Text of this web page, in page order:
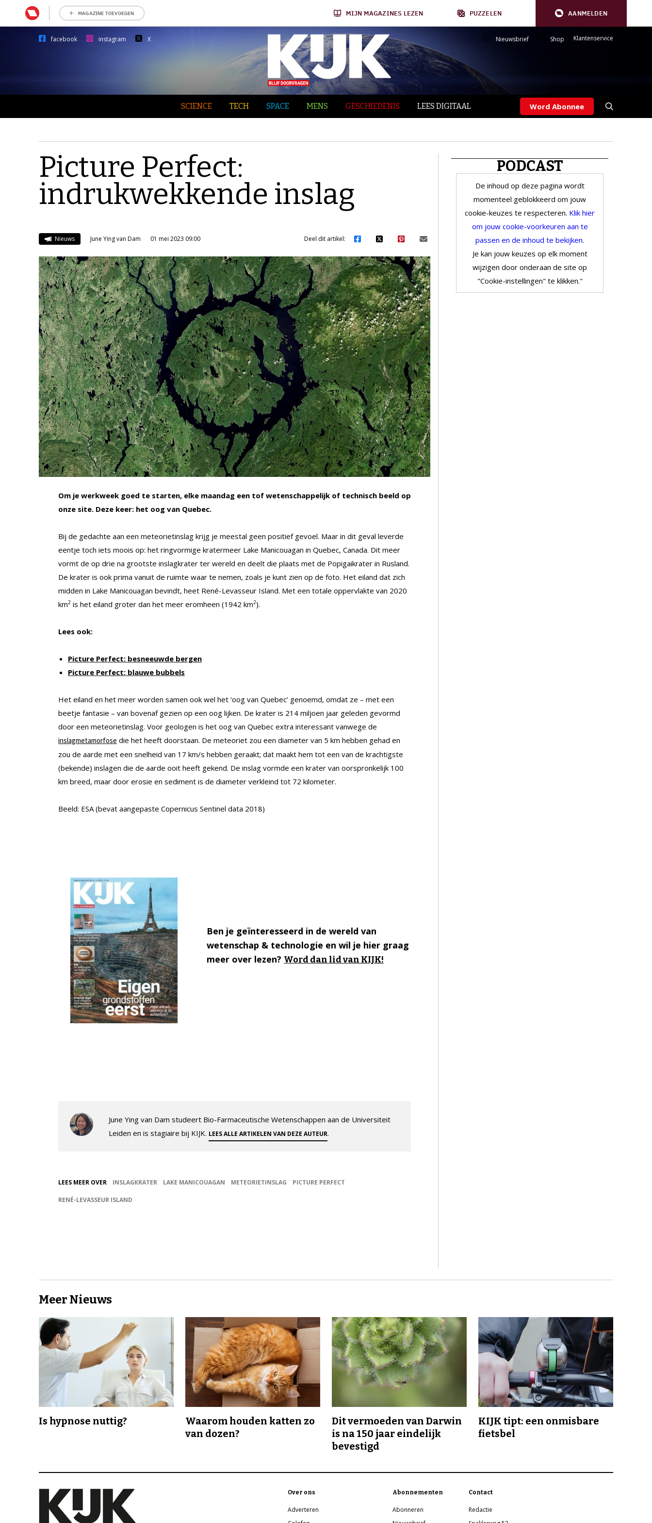
MAGAZINE TOEVOEGEN MIJN MAGAZINES LEZEN PUZZELEN AANMELDEN
facebook instagram X Nieuwsbrief Shop Klantenservice
SCIENCE TECH SPACE MENS GESCHIEDENIS LEES DIGITAAL Word Abonnee
Picture Perfect:
indrukwekkende inslag
Nieuws June Ying van Dam 01 mei 2023 09:00 Deel dit artikel:
Om je werkweek goed te starten, elke maandag een tof wetenschappelijk of technisch beeld op
onze site. Deze keer: het oog van Quebec.
Bij de gedachte aan een meteorietinslag krijg je meestal geen positief gevoel. Maar in dit geval leverde
eentje toch iets moois op: het ringvormige kratermeer Lake Manicouagan in Quebec, Canada. Dit meer
vormt de op drie na grootste inslagkrater ter wereld en deelt die plaats met de Popigaikrater in Rusland.
De krater is ook prima vanuit de ruimte waar te nemen, zoals je kunt zien op de foto. Het eiland dat zich
midden in Lake Manicouagan bevindt, heet René-Levasseur Island. Met een totale oppervlakte van 2020
km2 is het eiland groter dan het meer eromheen (1942 km2).
Lees ook:
Picture Perfect: besneeuwde bergen
Picture Perfect: blauwe bubbels
Het eiland en het meer worden samen ook wel het ‘oog van Quebec’ genoemd, omdat ze – met een
beetje fantasie – van bovenaf gezien op een oog lijken. De krater is 214 miljoen jaar geleden gevormd
door een meteorietinslag. Voor geologen is het oog van Quebec extra interessant vanwege de
inslagmetamorfose die het heeft doorstaan. De meteoriet zou een diameter van 5 km hebben gehad en
zou de aarde met een snelheid van 17 km/s hebben geraakt; dat maakt hem tot een van de krachtigste
(bekende) inslagen die de aarde ooit heeft gekend. De inslag vormde een krater van oorspronkelijk 100
km breed, maar door erosie en sediment is de diameter verkleind tot 72 kilometer.
Beeld: ESA (bevat aangepaste Copernicus Sentinel data 2018)
Ben je geïnteresseerd in de wereld van
wetenschap & technologie en wil je hier graag
meer over lezen? Word dan lid van KIJK!
June Ying van Dam studeert Bio-Farmaceutische Wetenschappen aan de Universiteit
Leiden en is stagiaire bij KIJK. LEES ALLE ARTIKELEN VAN DEZE AUTEUR.
LEES MEER OVER INSLAGKRATER LAKE MANICOUAGAN METEORIETINSLAG PICTURE PERFECT
RENÉ-LEVASSEUR ISLAND
PODCAST
De inhoud op deze pagina wordt
momenteel geblokkeerd om jouw
cookie-keuzes te respecteren. Klik hier
om jouw cookie-voorkeuren aan te
passen en de inhoud te bekijken.
Je kan jouw keuzes op elk moment
wijzigen door onderaan de site op
"Cookie-instellingen" te klikken."
Meer Nieuws
Is hypnose nuttig?
Waarom houden katten zo
van dozen?
Dit vermoeden van Darwin
is na 150 jaar eindelijk
bevestigd
KIJK tipt: een onmisbare
fietsbel
Over ons
Adverteren
Abonnementen
Abonneren
Contact
Redactie